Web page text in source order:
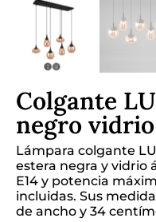
Colgante
negro
Lámpara colgante
estera negra y vidrio
E14 y potencia
incluidas. Sus
de ancho y 34